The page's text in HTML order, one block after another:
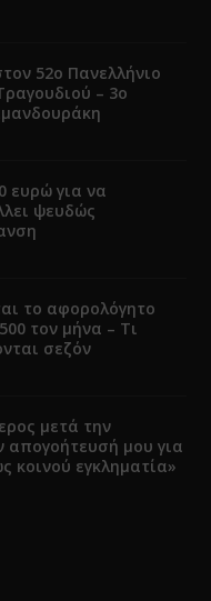
52ο Πανελλήνιο
– 3ο
ευρώ για να
ψευδώς
το αφορολόγητο
τον μήνα – Τι
σεζόν
μετά την
απογοήτευσή μου για
κοινού εγκληματία»